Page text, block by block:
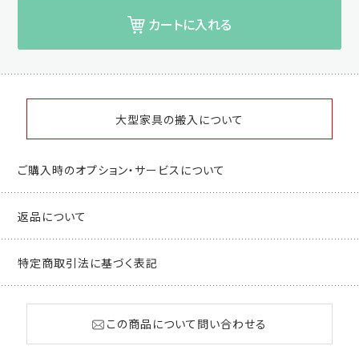
カートに入れる
大型家具の搬入について
ご購入時のオプション・サービスについて
返品について
特定商取引法に基づく表記
この商品について問い合わせる